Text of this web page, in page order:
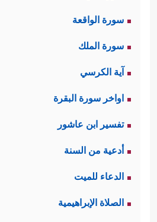
سورة الواقعة
سورة الملك
آية الكرسي
اواخر سورة البقرة
تفسير ابن عاشور
أدعية من السنة
الدعاء للميت
الصلاة الإبراهيمية